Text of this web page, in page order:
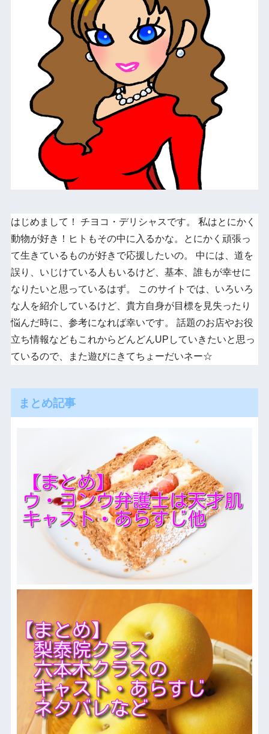
はじめまして！ チヨコ・デリシャスです。 私はとにかく
動物が好き！ヒトもその中に入るかな。とにかく頑張っ
て生きているものが好きで応援したいの。 中には、道を
誤り、いじけている人もいるけど、基本、誰もが幸せに
なりたいと思っているはず。 このサイトでは、いろいろ
な人を紹介しているけど、貴方自身が目標を見失ったり
悩んだ時に、参考になれば幸いです。 話題のお店やお役
立ち情報などもこれからどんどんUPしていきたいと思っ
ているので、また遊びにきてちょーだいネー☆
まとめ記事